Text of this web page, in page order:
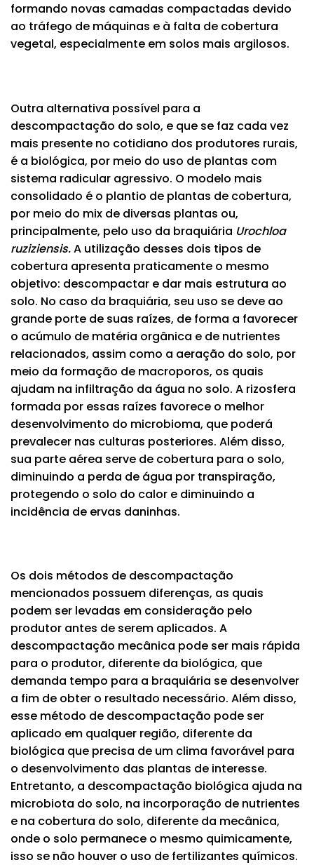
formando novas camadas compactadas devido
ao tráfego de máquinas e à falta de cobertura
vegetal, especialmente em solos mais argilosos.
Outra alternativa possível para a
descompactação do solo, e que se faz cada vez
mais presente no cotidiano dos produtores rurais,
é a biológica, por meio do uso de plantas com
sistema radicular agressivo. O modelo mais
consolidado é o plantio de plantas de cobertura,
por meio do mix de diversas plantas ou,
principalmente, pelo uso da braquiária Urochloa
ruziziensis.A utilização desses dois tipos de
cobertura apresenta praticamente o mesmo
objetivo: descompactar e dar mais estrutura ao
solo. No caso da braquiária, seu uso se deve ao
grande porte de suas raízes, de forma a favorecer
o acúmulo de matéria orgânica e de nutrientes
relacionados, assim como a aeração do solo, por
meio da formação de macroporos, os quais
ajudam na infiltração da água no solo. A rizosfera
formada por essas raízes favorece o melhor
desenvolvimento do microbioma, que poderá
prevalecer nas culturas posteriores. Além disso,
sua parte aérea serve de cobertura para o solo,
diminuindo a perda de água por transpiração,
protegendo o solo do calor e diminuindo a
incidência de ervas daninhas.
Os dois métodos de descompactação
mencionados possuem diferenças, as quais
podem ser levadas em consideração pelo
produtor antes de serem aplicados. A
descompactação mecânica pode ser mais rápida
para o produtor, diferente da biológica, que
demanda tempo para a braquiária se desenvolver
a fim de obter o resultado necessário. Além disso,
esse método de descompactação pode ser
aplicado em qualquer região, diferente da
biológica que precisa de um clima favorável para
o desenvolvimento das plantas de interesse.
Entretanto, a descompactação biológica ajuda na
microbiota do solo, na incorporação de nutrientes
e na cobertura do solo, diferente da mecânica,
onde o solo permanece o mesmo quimicamente,
isso se não houver o uso de fertilizantes químicos.